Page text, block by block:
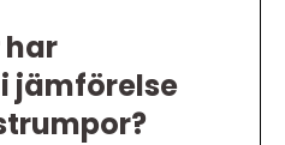
jämförelse